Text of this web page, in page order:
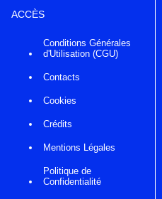
ACCÈS
Conditions Générales
d'Utilisation (CGU)
Contacts
Cookies
Crédits
Mentions Légales
Politique de
Confidentialité